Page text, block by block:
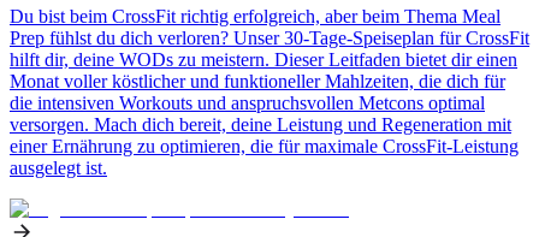
Du bist beim CrossFit richtig erfolgreich, aber beim Thema Meal
Prep fühlst du dich verloren? Unser 30-Tage-Speiseplan für CrossFit
hilft dir, deine WODs zu meistern. Dieser Leitfaden bietet dir einen
Monat voller köstlicher und funktioneller Mahlzeiten, die dich für
die intensiven Workouts und anspruchsvollen Metcons optimal
versorgen. Mach dich bereit, deine Leistung und Regeneration mit
einer Ernährung zu optimieren, die für maximale CrossFit-Leistung
ausgelegt ist.